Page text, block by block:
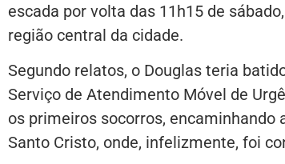
escada por volta das 11h15 de
região central da cidade.
Segundo relatos, o Douglas teria
Serviço de Atendimento Móvel de
os primeiros socorros, encaminhando
Santo Cristo, onde, infelizmente, foi